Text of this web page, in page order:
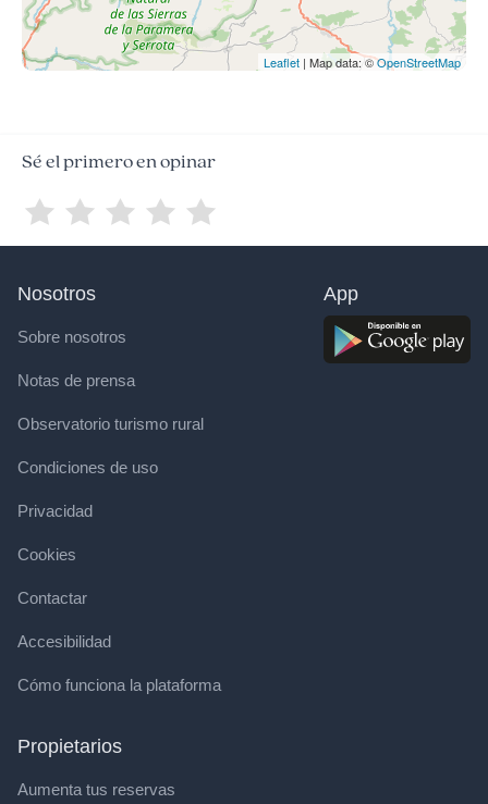
Leaflet | Map data: ©OpenStreetMap
Sé el primero en opinar
Nosotros
Sobre nosotros
Notas de prensa
Observatorio turismo rural
Condiciones de uso
Privacidad
Cookies
Contactar
Accesibilidad
Cómo funciona la plataforma
Propietarios
Aumenta tus reservas
App